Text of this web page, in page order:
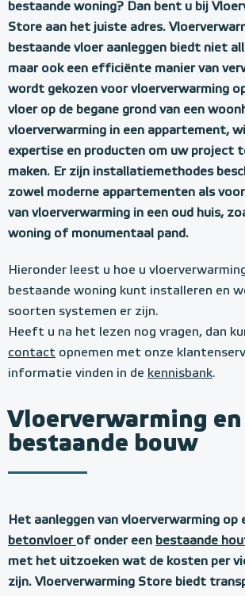
bestaande woning? Dan bent u bij
Store aan het juiste adres.
bestaande vloer aanleggen biedt niet
maar ook een efficiënte manier van
wordt gekozen voor vloerverwarming
vloer op de begane grond van een
vloerverwarming in een appartement,
expertise en producten om uw project
maken. Er zijn installatiemethodes
zowel moderne appartementen als
van vloerverwarming in een oud huis,
woning of monumentaal pand.
Hieronder leest u hoe u
bestaande woning kunt installeren en
soorten systemen er zijn.
Heeft u na het lezen nog vragen, dan
contact opnemen met onze
informatie vinden in de kennisbank.
Vloerverwarming en
bestaande bouw
Het aanleggen van vloerverwarming op
betonvloer of onder een bestaande
met het uitzoeken wat de kosten per
zijn. Vloerverwarming Store biedt